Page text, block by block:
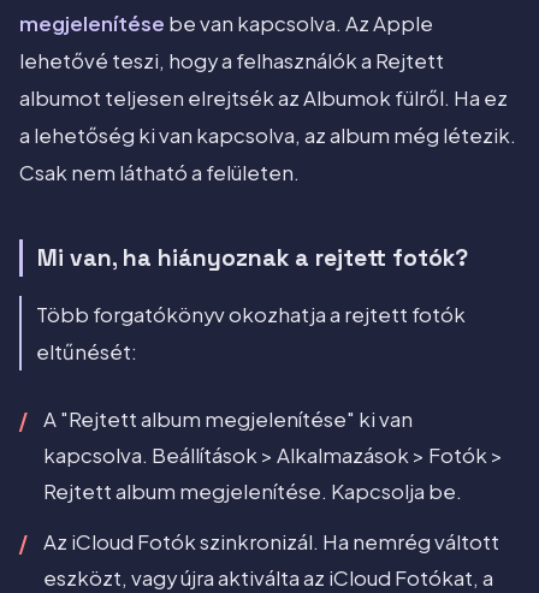
megjelenítése be van kapcsolva. Az Apple
lehetővé teszi, hogy a felhasználók a Rejtett
albumot teljesen elrejtsék az Albumok fülről. Ha ez
a lehetőség ki van kapcsolva, az album még létezik.
Csak nem látható a felületen.
Mi van, ha hiányoznak a rejtett fotók?
Több forgatókönyv okozhatja a rejtett fotók
eltűnését:
A "Rejtett album megjelenítése" ki van
kapcsolva. Beállítások > Alkalmazások > Fotók >
Rejtett album megjelenítése. Kapcsolja be.
Az iCloud Fotók szinkronizál. Ha nemrég váltott
eszközt, vagy újra aktiválta az iCloud Fotókat, a